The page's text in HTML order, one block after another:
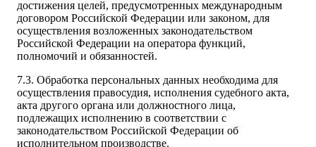
достижения целей, предусмотренных международным
договором Российской Федерации или законом, для
осуществления возложенных законодательством
Российской Федерации на оператора функций,
полномочий и обязанностей.
7.3. Обработка персональных данных необходима для
осуществления правосудия, исполнения судебного акта,
акта другого органа или должностного лица,
подлежащих исполнению в соответствии с
законодательством Российской Федерации об
исполнительном производстве.